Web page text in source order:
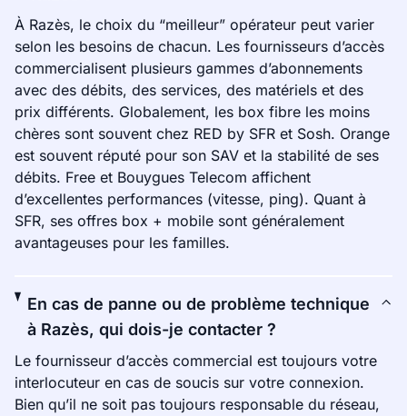
À Razès, le choix du “meilleur” opérateur peut varier
selon les besoins de chacun. Les fournisseurs d’accès
commercialisent plusieurs gammes d’abonnements
avec des débits, des services, des matériels et des
prix différents. Globalement, les box fibre les moins
chères sont souvent chez RED by SFR et Sosh. Orange
est souvent réputé pour son SAV et la stabilité de ses
débits. Free et Bouygues Telecom affichent
d’excellentes performances (vitesse, ping). Quant à
SFR, ses offres box + mobile sont généralement
avantageuses pour les familles.
En cas de panne ou de problème technique
à Razès, qui dois-je contacter ?
Le fournisseur d’accès commercial est toujours votre
interlocuteur en cas de soucis sur votre connexion.
Bien qu’il ne soit pas toujours responsable du réseau,